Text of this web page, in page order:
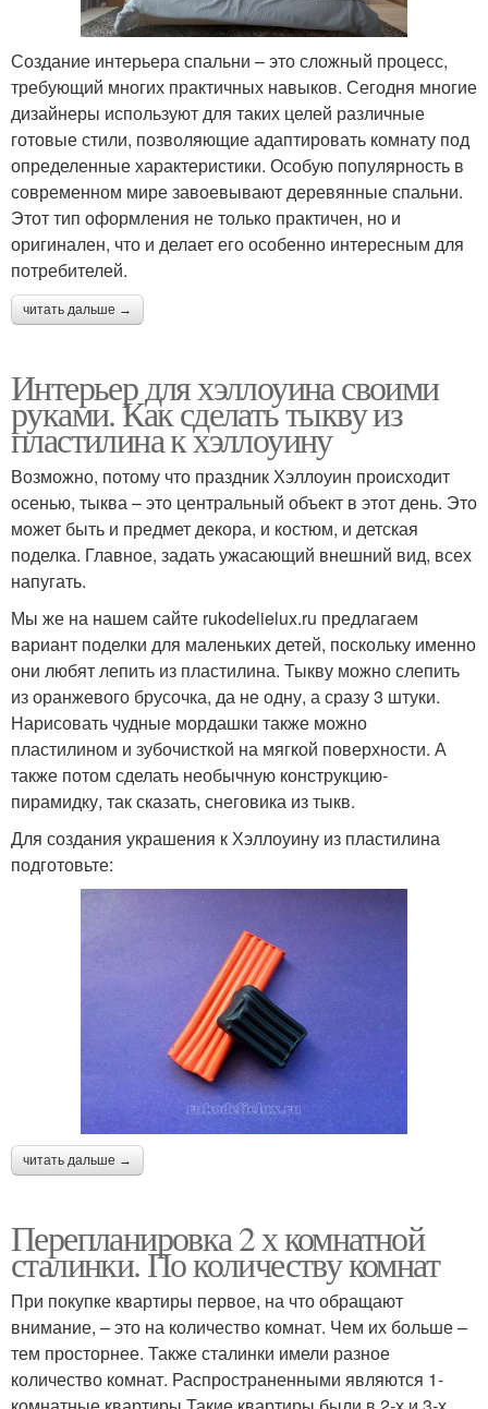
Создание интерьера спальни – это сложный процесс,
требующий многих практичных навыков. Сегодня многие
дизайнеры используют для таких целей различные
готовые стили, позволяющие адаптировать комнату под
определенные характеристики. Особую популярность в
современном мире завоевывают деревянные спальни.
Этот тип оформления не только практичен, но и
оригинален, что и делает его особенно интересным для
потребителей.
читать дальше →
Интерьер для хэллоуина своими
руками. Как сделать тыкву из
пластилина к хэллоуину
Возможно, потому что праздник Хэллоуин происходит
осенью, тыква – это центральный объект в этот день. Это
может быть и предмет декора, и костюм, и детская
поделка. Главное, задать ужасающий внешний вид, всех
напугать.
Мы же на нашем сайте rukodelielux.ru предлагаем
вариант поделки для маленьких детей, поскольку именно
они любят лепить из пластилина. Тыкву можно слепить
из оранжевого брусочка, да не одну, а сразу 3 штуки.
Нарисовать чудные мордашки также можно
пластилином и зубочисткой на мягкой поверхности. А
также потом сделать необычную конструкцию-
пирамидку, так сказать, снеговика из тыкв.
Для создания украшения к Хэллоуину из пластилина
подготовьте:
читать дальше →
Перепланировка 2 х комнатной
сталинки. По количеству комнат
При покупке квартиры первое, на что обращают
внимание, – это на количество комнат. Чем их больше –
тем просторнее. Также сталинки имели разное
количество комнат. Распространенными являются 1-